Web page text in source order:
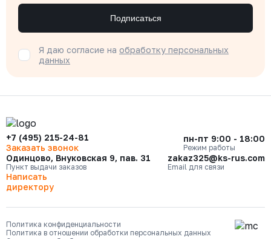
Подписаться
Я даю согласие на обработку персональных
данных
+7 (495) 215-24-81
Заказать звонок
пн-пт 9:00 - 18:00
Режим работы
Одинцово, Внуковская 9, пав. 31
Пункт выдачи заказов
zakaz325@ks-rus.com
Email для связи
Написать
директору
Политика конфиденциальности
Политика в отношении обработки персональных данных